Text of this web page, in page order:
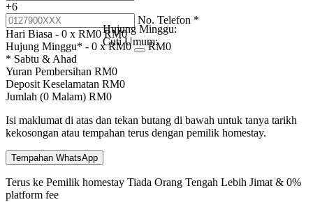
+6
No. Telefon *
Hari Biasa - 0 x RM0 RM0
Hujung Minggu* - 0 x RM0
Hujung Minggu:
Cuti Umum:RM0
* Sabtu & Ahad
Yuran Pembersihan RM0
Deposit Keselamatan RM0
Jumlah (0 Malam) RM0
Isi maklumat di atas dan tekan butang di bawah untuk tanya tarikh
kekosongan atau tempahan terus dengan pemilik homestay.
Tempahan WhatsApp
Terus ke Pemilik homestay Tiada Orang Tengah Lebih Jimat & 0%
platform fee